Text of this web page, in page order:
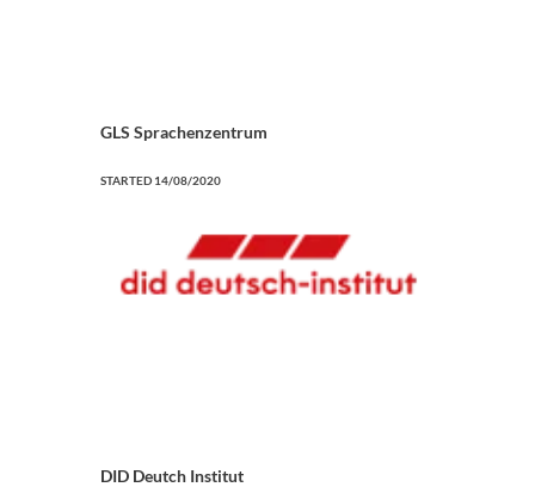
GLS Sprachenzentrum
STARTED14/08/2020
DID Deutch Institut